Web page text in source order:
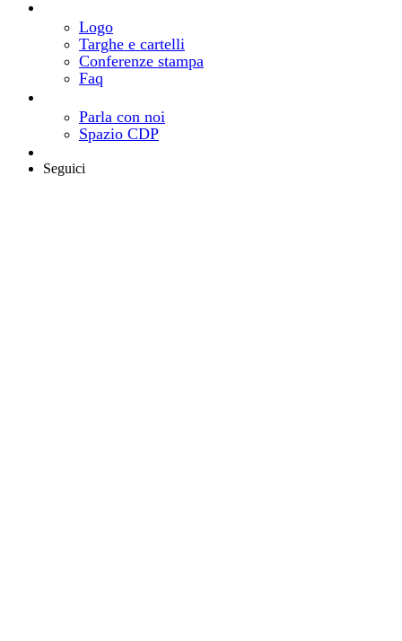
Logo
Targhe e cartelli
Conferenze stampa
Faq
Parla con noi
Spazio CDP
Seguici